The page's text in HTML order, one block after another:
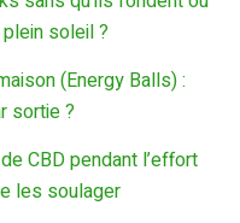
soleil ?
(Energy Balls) :
sortie ?
CBD pendant l’effort
les soulager